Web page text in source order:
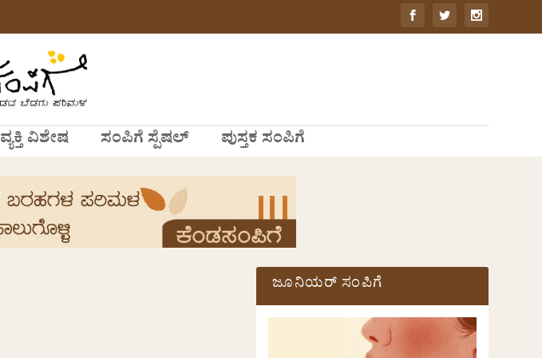
ವ್ಯಕ್ತಿ ವಿಶೇಷ ಸಂಪಿಗೆ ಸ್ಪೆಷಲ್ ಪುಸ್ತಕ ಸಂಪಿಗೆ
ಜೂನಿಯರ್ ಸಂಪಿಗೆ